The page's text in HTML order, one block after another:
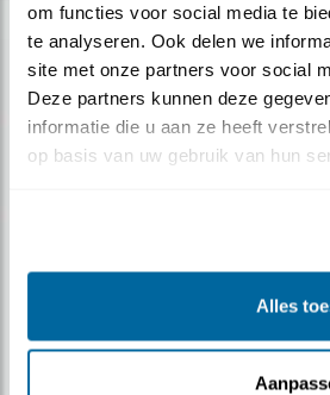
om functies voor social media te
te analyseren. Ook delen we
site met onze partners voor social
Deze partners kunnen deze
informatie die u aan ze heeft
op basis van uw gebruik van hun
Alles
Tip
Onbewoonde nestkast?
Door Wil Leurs